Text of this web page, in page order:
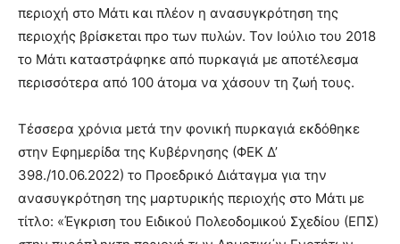
περιοχή στο Μάτι και πλέον η ανασυγκρότηση της
περιοχής βρίσκεται προ των πυλών. Τον Ιούλιο του 2018
το Μάτι καταστράφηκε από πυρκαγιά με αποτέλεσμα
περισσότερα από 100 άτομα να χάσουν τη ζωή τους.
Τέσσερα χρόνια μετά την φονική πυρκαγιά εκδόθηκε
στην Εφημερίδα της Κυβέρνησης (ΦΕΚ Δ’
398./10.06.2022) το Προεδρικό Διάταγμα για την
ανασυγκρότηση της μαρτυρικής περιοχής στο Μάτι με
τίτλο: «Έγκριση του Ειδικού Πολεοδομικού Σχεδίου (ΕΠΣ)